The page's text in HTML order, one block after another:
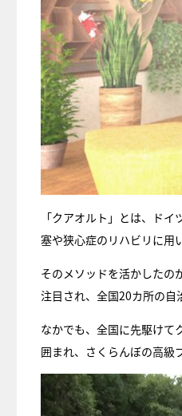
「クアオルト」とは、ド
塞や狭心症のリハビリに用
そのメソッドを活かしたの
注目され、全国20カ所の自
なかでも、全国に先駆けて
囲まれ、さくらんぼの高級